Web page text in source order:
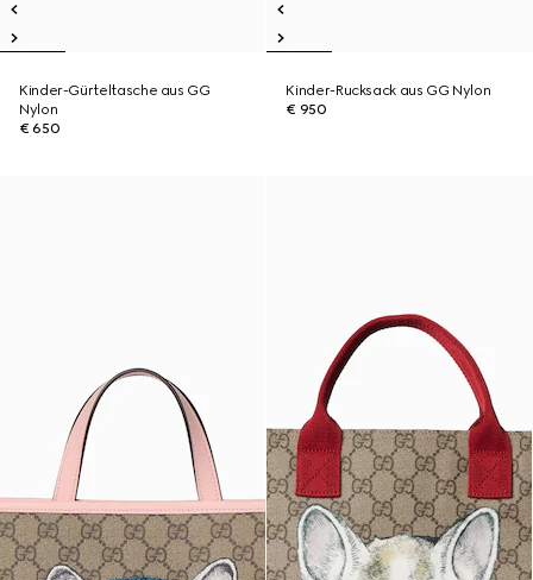
Kinder-Gürteltasche aus GG
Nylon
€ 650
Kinder-Rucksack aus GG Nylon
€ 950